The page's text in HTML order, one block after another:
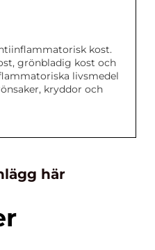
kost.
grönbladig kost och
livsmedel
kryddor och
här